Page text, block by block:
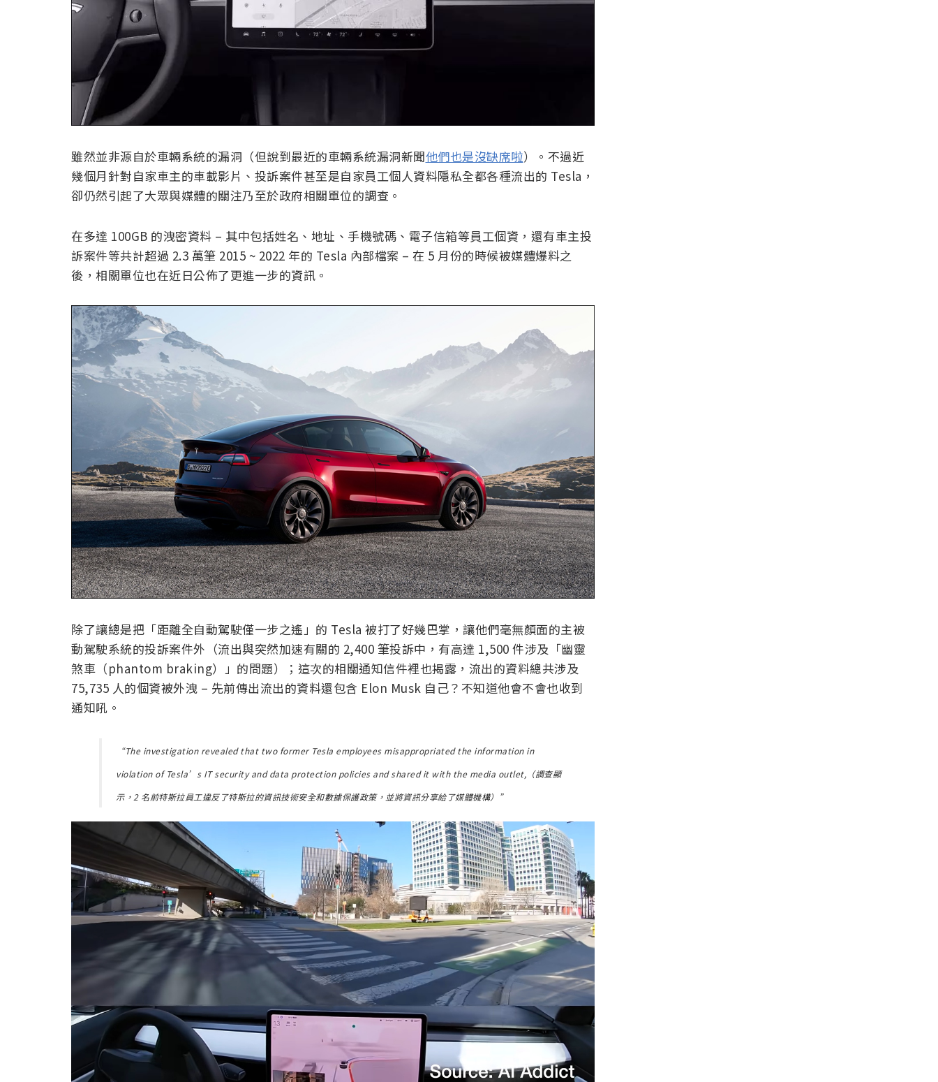
雖然並非源自於車輛系統的漏洞（但說到最近的車輛系統漏洞新聞他們也是沒缺席啦）。不過近
幾個月針對自家車主的車載影片、投訴案件甚至是自家員工個人資料隱私全都各種流出的 Tesla，
卻仍然引起了大眾與媒體的關注乃至於政府相關單位的調查。
在多達 100GB 的洩密資料 – 其中包括姓名、地址、手機號碼、電子信箱等員工個資，還有車主投
訴案件等共計超過 2.3 萬筆 2015 ~ 2022 年的 Tesla 內部檔案 – 在 5 月份的時候被媒體爆料之
後，相關單位也在近日公佈了更進一步的資訊。
除了讓總是把「距離全自動駕駛僅一步之遙」的 Tesla 被打了好幾巴掌，讓他們毫無顏面的主被
動駕駛系統的投訴案件外（流出與突然加速有關的 2,400 筆投訴中，有高達 1,500 件涉及「幽靈
煞車（phantom braking）」的問題）；這次的相關通知信件裡也揭露，流出的資料總共涉及
75,735 人的個資被外洩 – 先前傳出流出的資料還包含 Elon Musk 自己？不知道他會不會也收到
通知吼。
“The investigation revealed that two former Tesla employees misappropriated the information in
violation of Tesla’s IT security and data protection policies and shared it with the media outlet,（調查顯
示，2 名前特斯拉員工違反了特斯拉的資訊技術安全和數據保護政策，並將資訊分享給了媒體機構）”